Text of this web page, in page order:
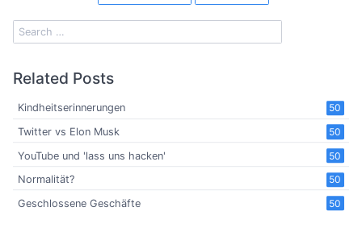
Related Posts
50
Kindheitserinnerungen
50
Twitter vs Elon Musk
50
YouTube und 'lass uns hacken'
50
Normalität?
50
Geschlossene Geschäfte